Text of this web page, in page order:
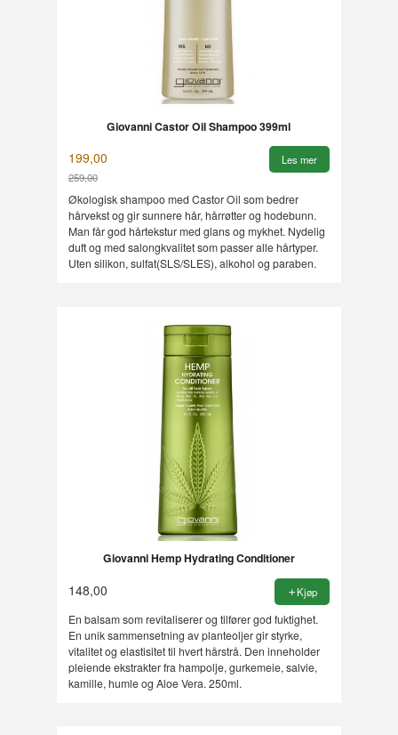
Giovanni Castor Oil Shampoo 399ml
199,00
259,00
Rabatt
Les mer
Økologisk shampoo med Castor Oil som bedrer
hårvekst og gir sunnere hår, hårrøtter og hodebunn.
Man får god hårtekstur med glans og mykhet. Nydelig
duft og med salongkvalitet som passer alle hårtyper.
Uten silikon, sulfat(SLS/SLES), alkohol og paraben.
Giovanni Hemp Hydrating Conditioner
148,00 Kjøp
En balsam som revitaliserer og tilfører god fuktighet.
En unik sammensetning av planteoljer gir styrke,
vitalitet og elastisitet til hvert hårstrå. Den inneholder
pleiende ekstrakter fra hampolje, gurkemeie, salvie,
kamille, humle og Aloe Vera. 250ml.